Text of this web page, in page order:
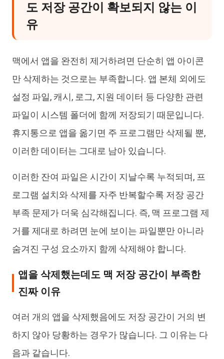
도 저장 공간이 확보되지 않는 이
유
맥에서 앱을 완전히 제거하려면 단순히 앱 아이콘
만 삭제하는 것으로는 부족합니다. 앱 본체 외에도
설정 파일, 캐시, 로그, 지원 데이터 등 다양한 관련
파일이 시스템 폴더에 함께 저장되기 때문입니다.
휴지통으로 앱을 옮기면 주 프로그램만 삭제될 뿐,
이러한 데이터는 그대로 남아 있습니다.
이러한 잔여 파일은 시간이 지날수록 누적되며, 프
로그램 설치와 삭제를 자주 반복할수록 저장 공간
부족 문제가 더욱 심각해집니다. 즉, 맥 프로그램 제
거를 제대로 하려면 눈에 보이는 파일뿐만 아니라
숨겨진 구성 요소까지 함께 삭제해야 합니다.
앱을 삭제했는데도 맥 저장 공간이 부족한
진짜 이유
여러 개의 앱을 삭제했음에도 저장 공간이 거의 변
하지 않아 당황하는 경우가 많습니다. 그 이유는 다
음과 같습니다.